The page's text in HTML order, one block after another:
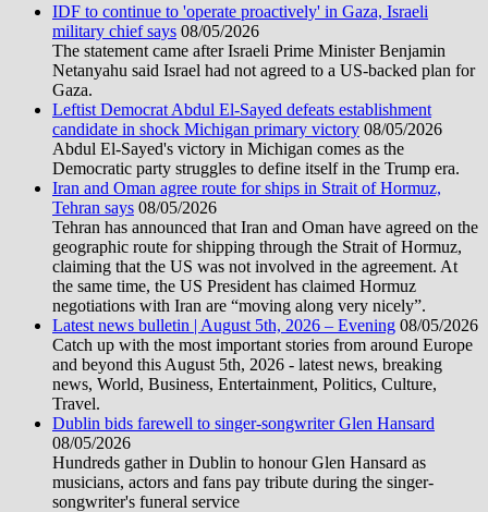
IDF to continue to 'operate proactively' in Gaza, Israeli
military chief says 08/05/2026
The statement came after Israeli Prime Minister Benjamin
Netanyahu said Israel had not agreed to a US-backed plan for
Gaza.
Leftist Democrat Abdul El-Sayed defeats establishment
candidate in shock Michigan primary victory 08/05/2026
Abdul El-Sayed's victory in Michigan comes as the
Democratic party struggles to define itself in the Trump era.
Iran and Oman agree route for ships in Strait of Hormuz,
Tehran says 08/05/2026
Tehran has announced that Iran and Oman have agreed on the
geographic route for shipping through the Strait of Hormuz,
claiming that the US was not involved in the agreement. At
the same time, the US President has claimed Hormuz
negotiations with Iran are “moving along very nicely”.
Latest news bulletin | August 5th, 2026 – Evening 08/05/2026
Catch up with the most important stories from around Europe
and beyond this August 5th, 2026 - latest news, breaking
news, World, Business, Entertainment, Politics, Culture,
Travel.
Dublin bids farewell to singer-songwriter Glen Hansard
08/05/2026
Hundreds gather in Dublin to honour Glen Hansard as
musicians, actors and fans pay tribute during the singer-
songwriter's funeral service